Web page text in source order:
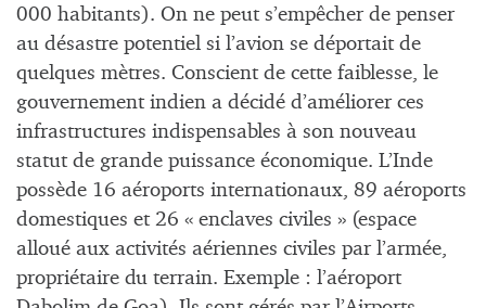
000 habitants). On ne peut s’empêcher de penser
au désastre potentiel si l’avion se déportait de
quelques mètres. Conscient de cette faiblesse, le
gouvernement indien a décidé d’améliorer ces
infrastructures indispensables à son nouveau
statut de grande puissance économique. L’Inde
possède 16 aéroports internationaux, 89 aéroports
domestiques et 26 « enclaves civiles » (espace
alloué aux activités aériennes civiles par l’armée,
propriétaire du terrain. Exemple : l’aéroport